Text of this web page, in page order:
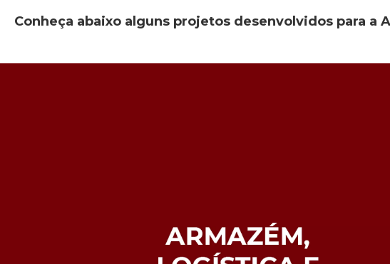
Conheça abaixo alguns projetos desenvolvidos para a